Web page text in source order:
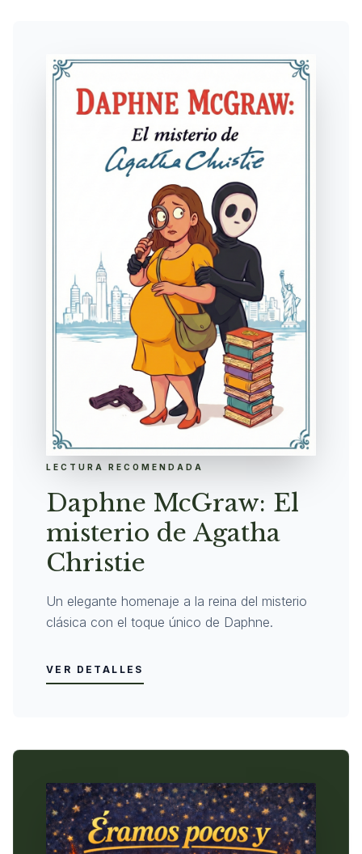
LECTURA RECOMENDADA
Daphne McGraw: El
misterio de Agatha
Christie
Un elegante homenaje a la reina del misterio
clásica con el toque único de Daphne.
VER DETALLES